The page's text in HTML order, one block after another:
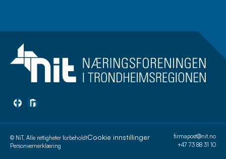
© NiT, Alle rettigheter forbeholdtCookie innstillinger
Personvernerklæring
firmapost@nit.no
+47 73 88 31 10